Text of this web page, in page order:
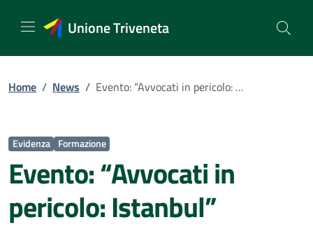
Unione Triveneta
Home / News / Evento: “Avvocati in pericolo: Istanbul”
Evidenza Formazione
Evento: “Avvocati in
pericolo: Istanbul”